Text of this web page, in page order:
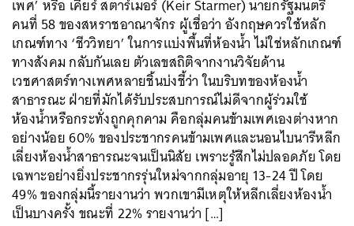
เพศ’ หรือ เคียร์ สตาร์เมอร์ (Keir Starmer) นายกรัฐมนตรี
คนที่ 58 ของสหราชอาณาจักร ผู้เชื่อว่า อังกฤษควรใช้หลัก
เกณฑ์ทาง ‘ชีววิทยา’ ในการแบ่งพื้นที่ห้องน้ำ ไม่ใช่หลักเกณฑ์
ทางสังคม กลับกันเลย ตัวเลขสถิติจากงานวิจัยด้าน
เวชศาสตร์ทางเพศหลายชิ้นบ่งชี้ว่า ในบริบทของห้องน้ำ
สาธารณะ ฝ่ายที่มักได้รับประสบการณ์ไม่ดีจากผู้ร่วมใช้
ห้องน้ำหรือกระทั่งถูกคุกคาม คือกลุ่มคนข้ามเพศเองต่างหาก
อย่างน้อย 60% ของประชากรคนข้ามเพศและนอนไบนารีหลีก
เลี่ยงห้องน้ำสาธารณะจนเป็นนิสัย เพราะรู้สึกไม่ปลอดภัย โดย
เฉพาะอย่างยิ่งประชากรรุ่นใหม่จากกลุ่มอายุ 13-24 ปี โดย
49% ของกลุ่มนี้รายงานว่า พวกเขามีเหตุให้หลีกเลี่ยงห้องน้ำ
เป็นบางครั้ง ขณะที่ 22% รายงานว่า […]
ค้นหา
SHARE TWEET LINE EMAIL